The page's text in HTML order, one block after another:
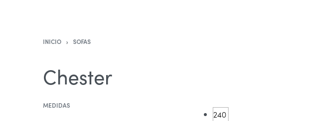
INICIO › SOFAS
Chester
MEDIDAS
240